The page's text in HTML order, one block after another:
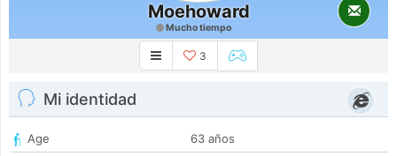
Moehoward
Mucho tiempo
3
Mi identidad
Age
63 años